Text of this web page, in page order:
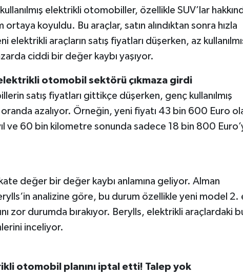
elektrikli otomobiller, özellikle SUV’lar
koyuldu. Bu araçlar, satın alındıktan sonra hızla
elektrikli araçların satış fiyatları düşerken, az
ciddi bir değer kaybı yaşıyor.
otomobil sektörü çıkmaza girdi
satış fiyatları gittikçe düşerken, genç kullanılmış
azalıyor. Örneğin, yeni fiyatı 43 bin 600 Euro
ve 60 bin kilometre sonunda sadece 18 bin 800
değer bir değer kaybı anlamına geliyor. Alman
analizine göre, bu durum özellikle yeni model 2.
zor durumda bırakıyor. Berylls, elektrikli araçlardaki
inceliyor.
otomobil planını iptal etti! Talep yok